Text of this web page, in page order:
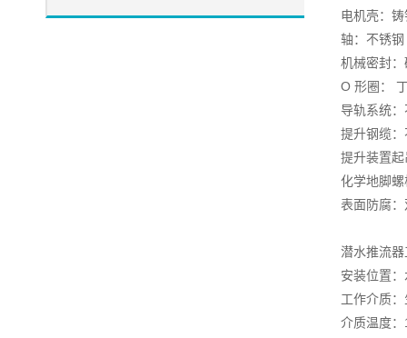
电机壳：
轴：不锈钢
机械密封
O 形圈：
导轨系统
提升钢缆
提升装置
化学地脚
表面防腐
潜水推流
安装位置
工作介质
介质温度